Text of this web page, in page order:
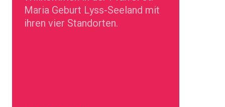
Maria Geburt Lyss-Seeland mit
ihren vier Standorten.